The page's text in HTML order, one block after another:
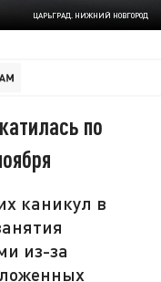
ЦАРЬГРАД. НИЖНИЙ НОВГОРОД
по
каникул в
из-за